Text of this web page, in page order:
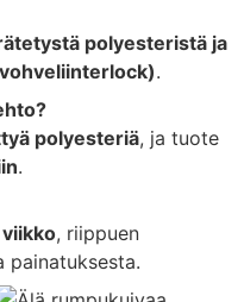
polyesteristä ja
.
polyesteriä, ja tuote
.
viikko, riippuen
painatuksesta.